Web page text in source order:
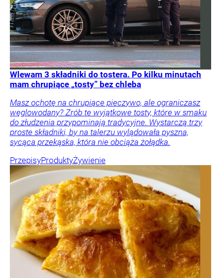
Wlewam 3 składniki do tostera. Po kilku minutach
mam chrupiące „tosty” bez chleba
Masz ochotę na chrupiące pieczywo, ale ograniczasz
węglowodany? Zrób te wyjątkowe tosty, które w smaku
do złudzenia przypominają tradycyjne. Wystarczą trzy
proste składniki, by na talerzu wylądowała pyszna,
sycąca przekąska, która nie obciąża żołądka.
PrzepisyProduktyŻywienie